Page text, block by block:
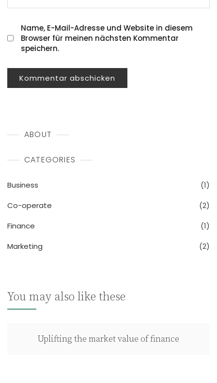
Name, E-Mail-Adresse und Website in diesem
Browser für meinen nächsten Kommentar
speichern.
ABOUT
CATEGORIES
Business
(1)
Co-operate
(2)
Finance
(1)
Marketing
(2)
You may also like these
Uplifting the market value of finance